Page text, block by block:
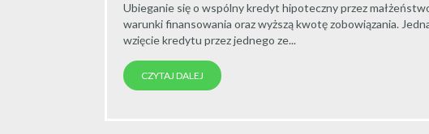
Ubieganie się o wspólny kredyt hipoteczny przez
warunki finansowania oraz wyższą kwotę zobowiązania.
wzięcie kredytu przez jednego ze...
CZYTAJ DALEJ